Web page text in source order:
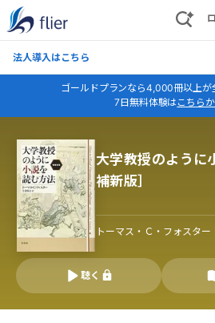
法人導入はこちら
ゴールドプランなら4,000冊以上が
7日無料体験はこちら
大学教授のように
補新版］
トーマス・Ｃ・フォスター
聴く